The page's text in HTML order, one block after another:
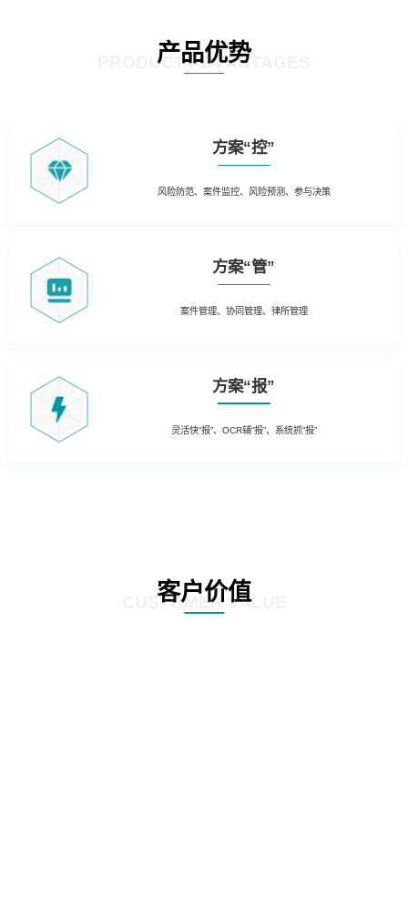
产品优势
PRODUCT ADVANTAGES
方案“控”
风险防范、案件监控、风险预测、参与决策
方案“管”
案件管理、协同管理、律所管理
方案“报”
灵活快“报”、OCR辅“报”、系统抓“报”
客户价值
CUSTOMER VALUE